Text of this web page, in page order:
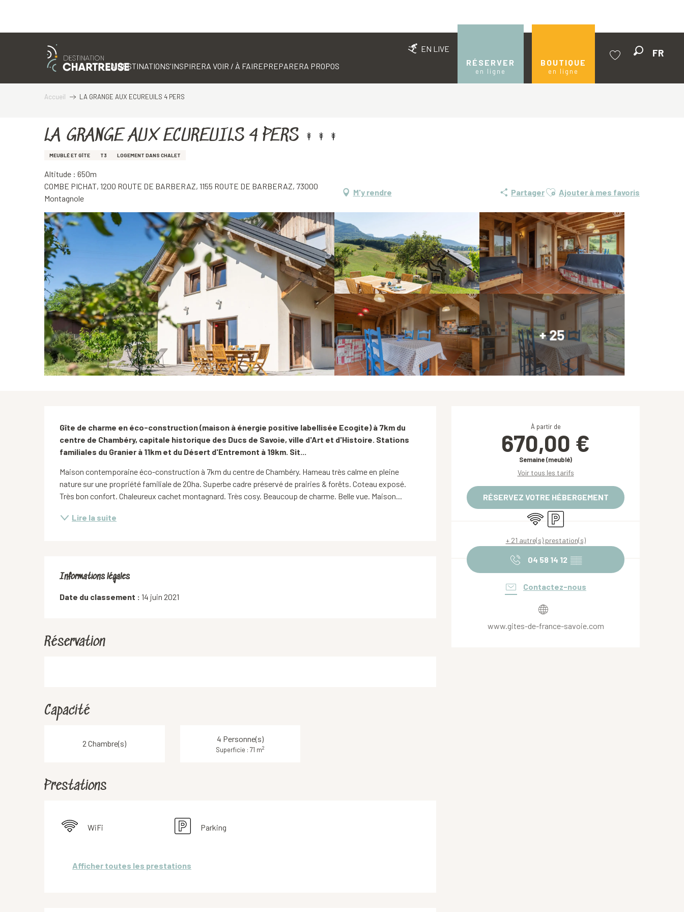
EN LIVE
RÉSERVER
en ligne
BOUTIQUE
en ligne
FR
LA DESTINATIONS'INSPIRERA VOIR / À FAIREPREPARERA PROPOS
Accueil LA GRANGE AUX ECUREUILS 4 PERS
LA GRANGE AUX ECUREUILS 4 PERS
MEUBLÉ ET GÎTE T3 LOGEMENT DANS CHALET
Altitude : 650m
COMBE PICHAT, 1200 ROUTE DE BARBERAZ, 1155 ROUTE DE BARBERAZ, 73000
Montagnole
M'y rendre PartagerAjouter aux favoris
Ajouter à mes favoris
+ 25
Ouverture et coordonnées
À partir de
670,00 €
Semaine (meublé)
Voir tous les tarifs
RÉSERVEZ VOTRE HÉBERGEMENT
WiFi Parking
+ 21 autre(s) prestation(s)
04 58 14 12 ▒▒
Contactez-nous
www.gites-de-france-savoie.com
Description
Gîte de charme en éco-construction (maison à énergie positive labellisée Ecogite) à 7km du
centre de Chambéry, capitale historique des Ducs de Savoie, ville d'Art et d'Histoire. Stations
familiales du Granier à 11km et du Désert d'Entremont à 19km. Sit...
Maison contemporaine éco-construction à 7km du centre de Chambéry. Hameau très calme en pleine
nature sur une propriété familiale de 20ha. Superbe cadre préservé de prairies & forêts. Coteau exposé.
Très bon confort. Chaleureux cachet montagnard. Très cosy. Beaucoup de charme. Belle vue. Maison...
Lire la suite
Informations légales
Informations légales
Date du classement : 14 juin 2021
Réservation
Capacité
2 Chambre(s) 4 Personne(s)
Superficie : 71 m2
Prestations
WiFi Parking
Afficher toutes les prestations